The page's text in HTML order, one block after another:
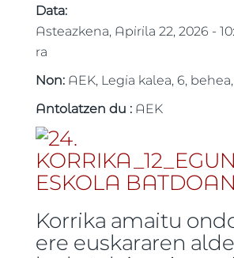
Data:
Asteazkena, Apirila 22, 2026 -
ra
Non: AEK, Legia kalea, 6,
Antolatzen du : AEK
Korrika amaitu
ere euskararen